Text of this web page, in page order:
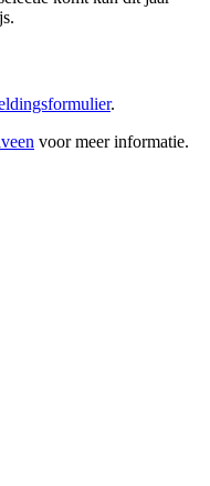
.
voor meer informatie.